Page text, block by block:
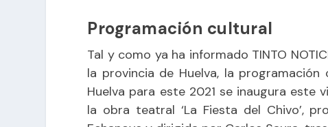
Programación cultural
Tal y como ya ha informado TINTO
la provincia de Huelva, la programación
Huelva para este 2021 se inaugura este
la obra teatral ‘La Fiesta del Chivo’,